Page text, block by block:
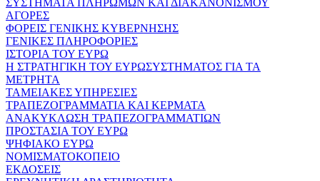
ΑΓΟΡΕΣ
ΦΟΡΕΙΣ ΓΕΝΙΚΗΣ ΚΥΒΕΡΝΗΣΗΣ
ΓΕΝΙΚΕΣ ΠΛΗΡΟΦΟΡΙΕΣ
ΙΣΤΟΡΙΑ ΤΟΥ ΕΥΡΩ
Η ΣΤΡΑΤΗΓΙΚΗ ΤΟΥ ΕΥΡΩΣΥΣΤΗΜΑΤΟΣ ΓΙΑ ΤΑ
ΜΕΤΡΗΤΑ
ΤΑΜΕΙΑΚΕΣ ΥΠΗΡΕΣΙΕΣ
ΤΡΑΠΕΖΟΓΡΑΜΜΑΤΙΑ ΚΑΙ ΚΕΡΜΑΤΑ
ΑΝΑΚΥΚΛΩΣΗ ΤΡΑΠΕΖΟΓΡΑΜΜΑΤΙΩΝ
ΠΡΟΣΤΑΣΙΑ ΤΟΥ ΕΥΡΩ
ΨΗΦΙΑΚΟ ΕΥΡΩ
ΝΟΜΙΣΜΑΤΟΚΟΠΕΙΟ
ΕΚΔΟΣΕΙΣ